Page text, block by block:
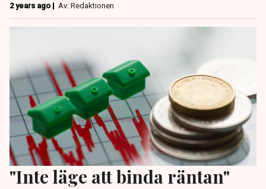
2 years ago | Av: Redaktionen
"Inte läge att binda räntan"